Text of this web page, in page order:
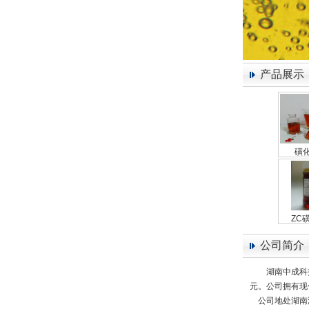
产品展示
磺
ZC
公司简介
湖南中成
元。公司拥有
公司地处湖南